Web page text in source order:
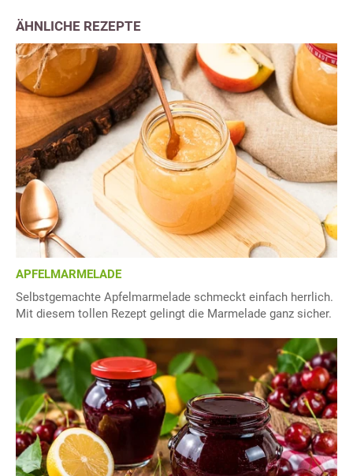
ÄHNLICHE REZEPTE
APFELMARMELADE
Selbstgemachte Apfelmarmelade schmeckt einfach herrlich.
Mit diesem tollen Rezept gelingt die Marmelade ganz sicher.